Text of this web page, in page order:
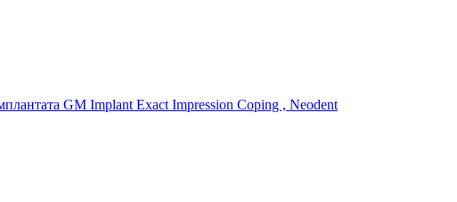
GM Implant Exact Impression Coping , Neodent